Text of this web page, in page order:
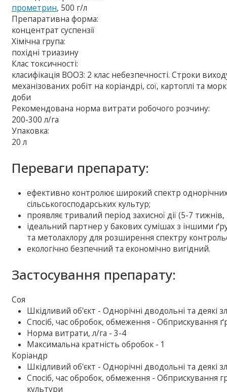
прометрин, 500 г/л
Препаративна форма:
концентрат суспензії
Хімічна група:
похідні триазину
Клас токсичності:
класифікація ВООЗ: 2 клас небезпечності. Строки
механізованих робіт на коріандрі, сої, картоплі та
доби
Рекомендована норма витрати робочого розчину:
200-300 л/га
Упаковка:
20 л
Переваги препарату:
ефективно контролює широкий спектр однорічних
сільськогосподарських культур;
проявляє тривалий період захисної дії (5-7
ідеальний партнер у бакових сумішах з іншими
та метолахлору для розширення спектру
екологічно безпечний та економічно вигідний.
Застосування препарату:
Соя
Шкiдливий об'єкт - Однорічні дводольні та деякі
Спосіб, час обробок, обмеження - Обприскування
Норма витрати, л/га - 3-4
Максимальна кратність обробок - 1
Коріандр
Шкiдливий об'єкт - Однорічні дводольні та деякі
Спосіб, час обробок, обмеження - Обприскування
культури